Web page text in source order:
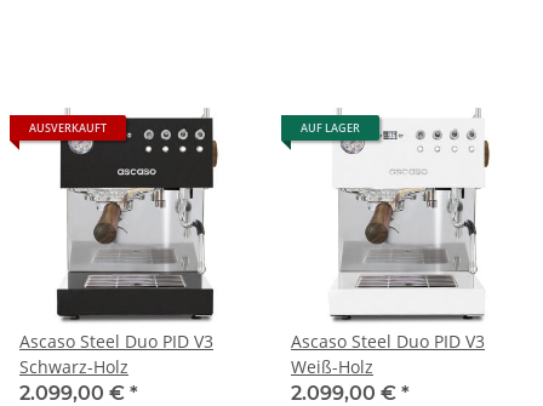
AUSVERKAUFT
Ascaso Steel Duo PID V3
Schwarz-Holz
2.099,00 € *
AUF LAGER
Ascaso Steel Duo PID V3
Weiß-Holz
2.099,00 € *